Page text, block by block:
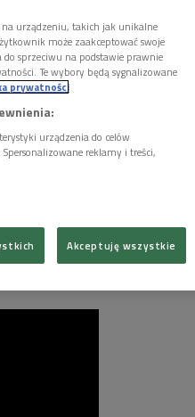
urządzeniu, takich jak unikalne
może zaakceptować swoje
sprzeciwu na podstawie prawnie
Te wybory będą sygnalizowane
prywatności
urządzenia do celów
reklamy i treści,
Akceptuję wszystkie